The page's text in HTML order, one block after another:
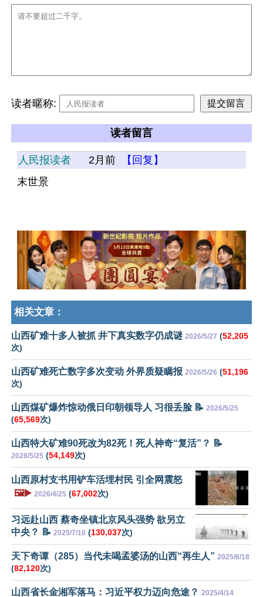
读者暱称:
读者留言
人民报读者 2月前
【回复】
末世景
相关文章：
山西矿难十多人被抓 井下真实数字仍成谜 2026/5/27 (52,205
次)
山西矿难死亡数字多次变动 外界质疑瞒报 2026/5/26 (51,196
次)
山西煤矿爆炸惊动俄日印朝领导人 习很丢脸 📝 2026/5/25
(65,569次)
山西特大矿难90死改为82死！死人神奇“复活”？ 📝
2026/5/25 (54,149次)
山西原村支书用铲车活埋村民 引全网震怒
🖼️▶️ 2026/4/25 (67,002次)
习远赴山西 蔡奇坐镇北京风头强势 欲另立
中央？ 📝 2025/7/10 (130,037次)
天下奇谭（285）当代未喝孟婆汤的山西“再生人” 2025/6/18
(82,120次)
山西省长金湘军落马：习近平权力迈向危途？ 2025/4/14